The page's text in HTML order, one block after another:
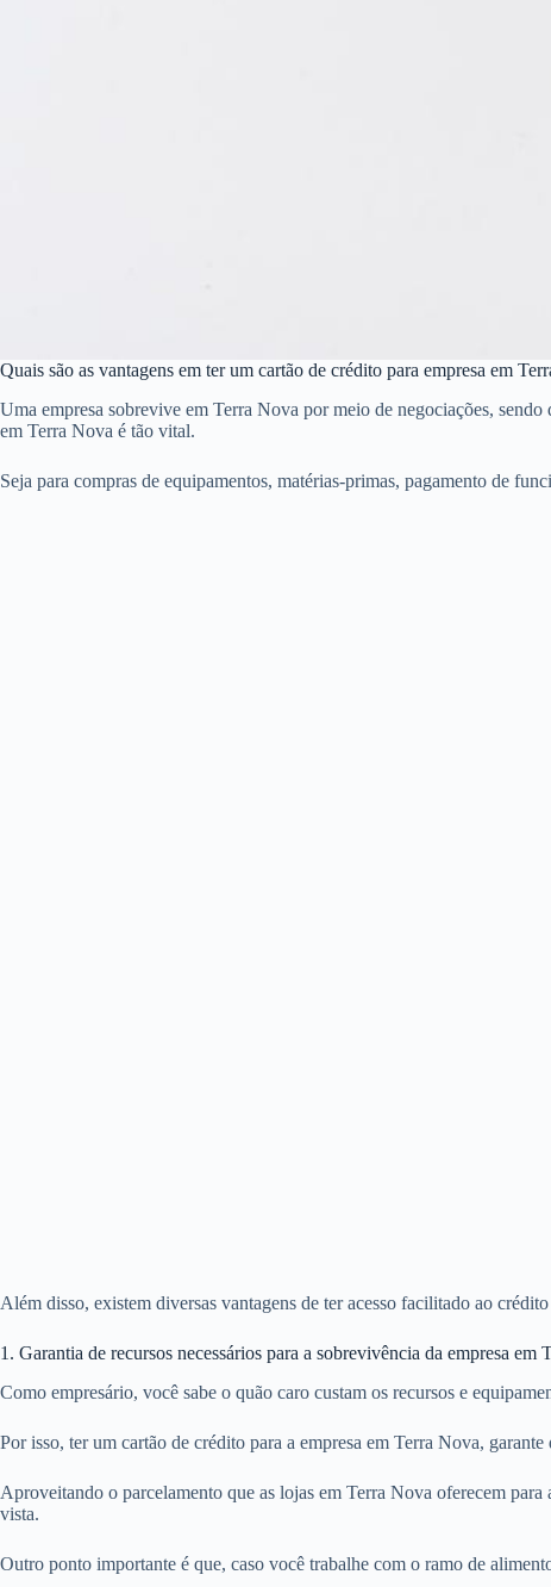
Quais são as vantagens em ter um cartão de crédito para empresa em
Uma empresa sobrevive em Terra Nova por meio de negociações,
em Terra Nova é tão vital.
Seja para compras de equipamentos, matérias-primas, pagamento de
Além disso, existem diversas vantagens de ter acesso facilitado ao
1. Garantia de recursos necessários para a sobrevivência da empresa em
Como empresário, você sabe o quão caro custam os recursos e
Por isso, ter um cartão de crédito para a empresa em Terra Nova,
Aproveitando o parcelamento que as lojas em Terra Nova oferecem
vista.
Outro ponto importante é que, caso você trabalhe com o ramo de